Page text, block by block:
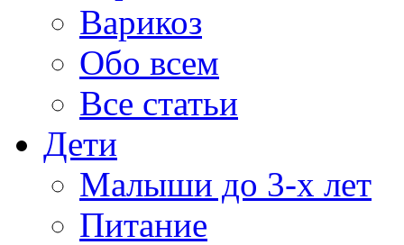
Варикоз
Обо всем
Все статьи
Дети
Малыши до 3-х лет
Питание